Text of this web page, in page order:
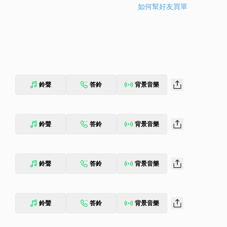
如何幫好友買單
鈴聲 答鈴 背景音樂
鈴聲 答鈴 背景音樂
鈴聲 答鈴 背景音樂
鈴聲 答鈴 背景音樂